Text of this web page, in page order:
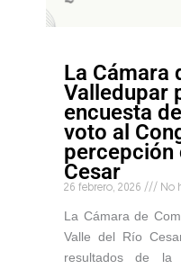
La Cámara
Valledupar
encuesta
voto al
percepción
Cesar
26 febrero, 2026 No
La Cámara de
Valle del Río
resultados de la